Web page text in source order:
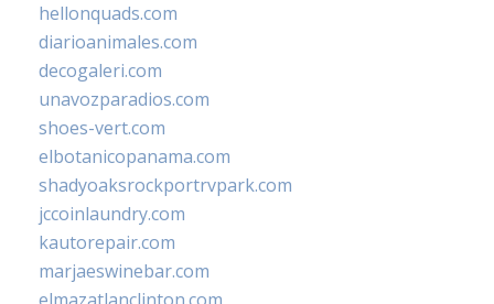
hellonquads.com
diarioanimales.com
decogaleri.com
unavozparadios.com
shoes-vert.com
elbotanicopanama.com
shadyoaksrockportrvpark.com
jccoinlaundry.com
kautorepair.com
marjaeswinebar.com